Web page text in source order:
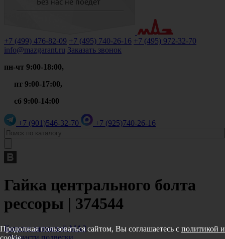
+7 (499) 476-82-09 +7 (495) 740-26-16 +7 (495) 972-32-70
info@mazgarant.ru Заказать звонок
пн-чт 9:00-18:00,
пт 9:00-17:00,
сб 9:00-14:00
+7 (901)546-32-70 +7 (925)740-26-16
Гайка центрального болта
рессоры | 374544
Каталог запчастей МАЗ
/ Запчасти подвески
Продолжая пользоваться сайтом, Вы соглашаетесь с политикой